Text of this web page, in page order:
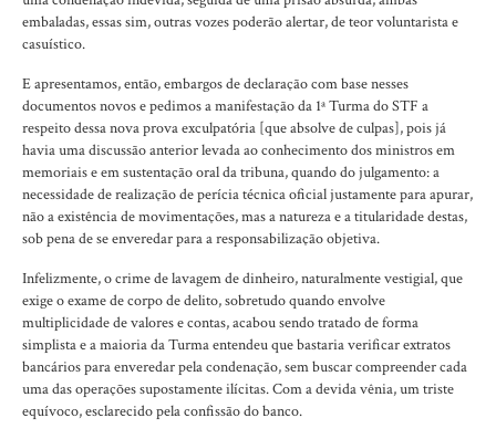
embaladas, essas sim, outras vozes poderão alertar, de teor voluntarista e
casuístico.
E apresentamos, então, embargos de declaração com base nesses
documentos novos e pedimos a manifestação da 1ª Turma do STF a
respeito dessa nova prova exculpatória [que absolve de culpas], pois já
havia uma discussão anterior levada ao conhecimento dos ministros em
memoriais e em sustentação oral da tribuna, quando do julgamento: a
necessidade de realização de perícia técnica oficial justamente para apurar,
não a existência de movimentações, mas a natureza e a titularidade destas,
sob pena de se enveredar para a responsabilização objetiva.
Infelizmente, o crime de lavagem de dinheiro, naturalmente vestigial, que
exige o exame de corpo de delito, sobretudo quando envolve
multiplicidade de valores e contas, acabou sendo tratado de forma
simplista e a maioria da Turma entendeu que bastaria verificar extratos
bancários para enveredar pela condenação, sem buscar compreender cada
uma das operações supostamente ilícitas. Com a devida vênia, um triste
equívoco, esclarecido pela confissão do banco.